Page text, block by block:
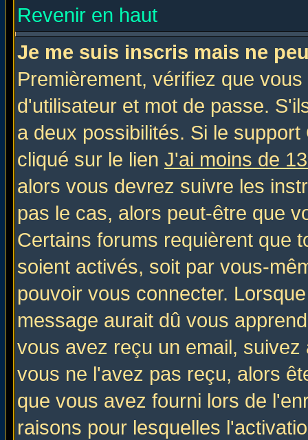
Revenir en haut
Je me suis inscris mais ne
Premièrement, vérifiez que
d'utilisateur et mot de passe.
a deux possibilités. Si le
cliqué sur le lien J'ai moins de
alors vous devrez suivre les
pas le cas, alors peut-être que
Certains forums requièrent que
soient activés, soit par vous-
pouvoir vous connecter.
message aurait dû vous
vous avez reçu un email,
vous ne l'avez pas reçu, alors
que vous avez fourni lors de
raisons pour lesquelles